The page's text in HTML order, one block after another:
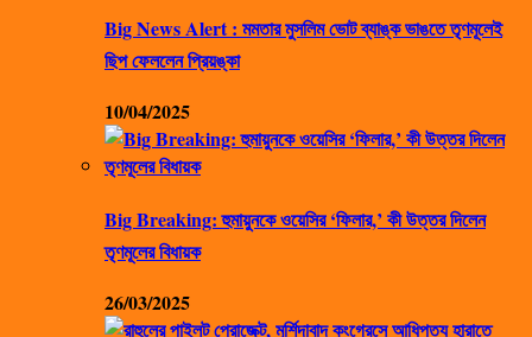
Big News Alert : মমতার মুসলিম ভোট ব্যাঙ্ক ভাঙতে তৃণমূলেই
ছিপ ফেললেন প্রিয়ঙ্কা
10/04/2025
Big Breaking: হুমায়ুনকে ওয়েসির ‘ফিলার,’ কী উত্তর দিলেন
তৃণমূলের বিধায়ক
26/03/2025